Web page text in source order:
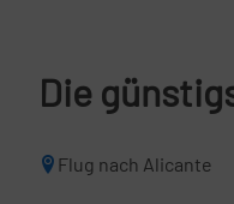
Die
Flug nach Alicante